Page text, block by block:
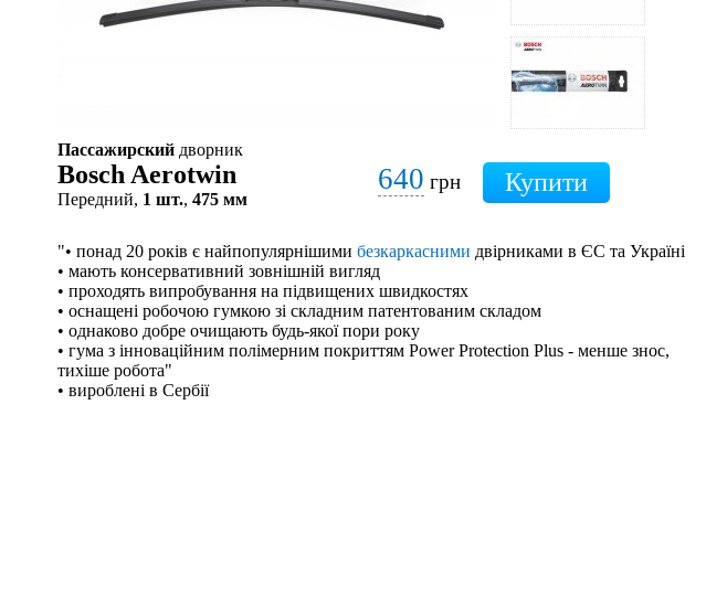
Пассажирский дворник
Bosch Aerotwin
Передний, 1 шт., 475 мм
640 грн
"• понад 20 років є найпопулярнішими безкаркасними двірниками в ЄС та Україні
• мають консервативний зовнішній вигляд
• проходять випробування на підвищених швидкостях
• оснащені робочою гумкою зі складним патентованим складом
• однаково добре очищають будь-якої пори року
• гума з інноваційним полімерним покриттям Power Protection Plus - менше знос,
тихіше робота"
• вироблені в Сербії